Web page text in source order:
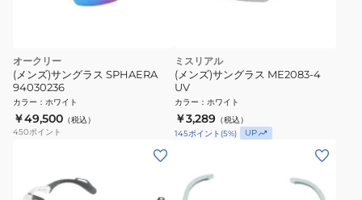
オークリー
(メンズ)サングラス SPHAERA
94030236
カラー ： ホワイト
￥49,500 （税込）
450ポイント
ミスリアル
(メンズ)サングラス ME2083-4
UV
カラー ： ホワイト
￥3,289 （税込）
145ポイント (5%) UP